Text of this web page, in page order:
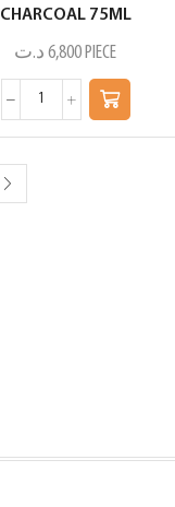
CHARCOAL 75ML
6,800 د.ت PIECE